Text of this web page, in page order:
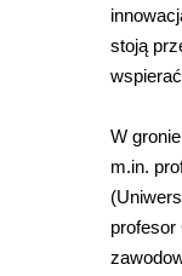
stoją
W
m.in.
(
profesor